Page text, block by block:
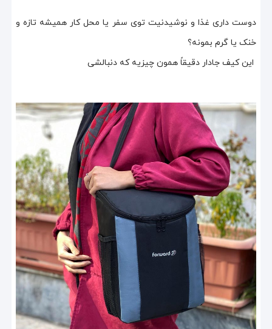
دوست داری غذا و نوشیدنیت توی سفر یا محل کار همیشه تازه و
خنک یا گرم بمونه؟
این کیف جادار دقیقاً همون چیزیه که دنبالشی